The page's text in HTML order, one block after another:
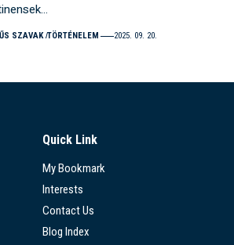
SZAVAK TÖRTÉNELEM 2025. 09. 20.
Quick Link
My Bookmark
Interests
Contact Us
Blog Index